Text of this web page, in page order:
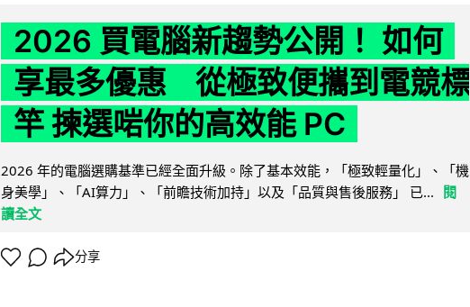
2026 買電腦新趨勢公開！ 如何
享最多優惠 從極致便攜到電競標
竿 揀選啱你的高效能 PC
2026 年的電腦選購基準已經全面升級。除了基本效能，「極致輕量化」、「機
身美學」、「AI算力」、「前瞻技術加持」以及「品質與售後服務」 已...
閱
讀全文
分享